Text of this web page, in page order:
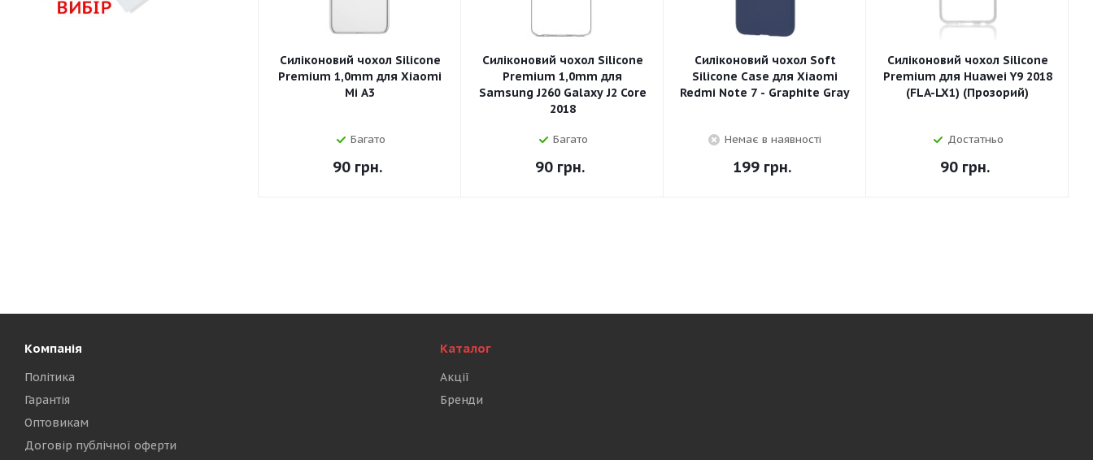
Силіконовий чохол Silicone
Premium 1,0mm для Xiaomi
Mi A3
Багато
90грн.
Силіконовий чохол Silicone
Premium 1,0mm для
Samsung J260 Galaxy J2 Core
2018
Багато
90грн.
Силіконовий чохол Soft
Silicone Case для Xiaomi
Redmi Note 7 - Graphite Gray
Немає в наявності
199 грн.
Силіконовий чохол Silicone
Premium для Huawei Y9 2018
(FLA-LX1) (Прозорий)
Достатньо
90грн.
Компанія
Політика
Гарантія
Оптовикам
Договір публічної оферти
Каталог
Акції
Бренди